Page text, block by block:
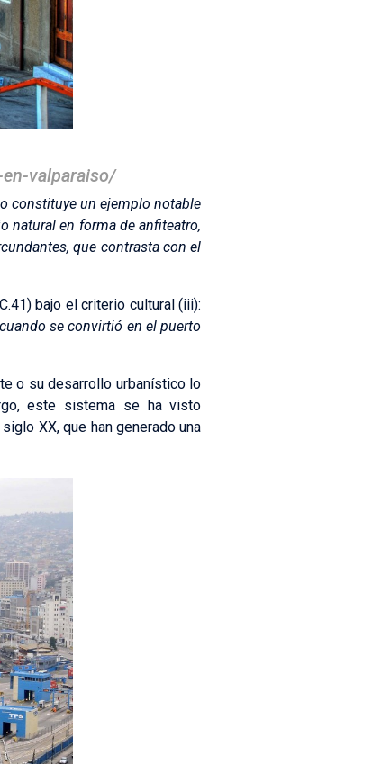
valparaiso/
constituye un ejemplo notable
natural en forma de anfiteatro,
que contrasta con el
bajo el criterio cultural (iii):
se convirtió en el puerto
o su desarrollo urbanístico lo
este sistema se ha visto
XX, que han generado una